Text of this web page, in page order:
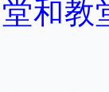
和